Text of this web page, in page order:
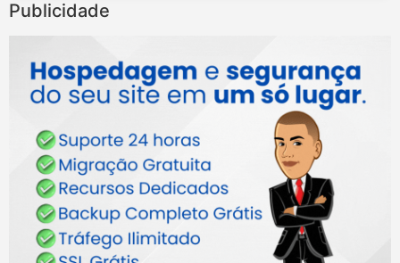
Publicidade